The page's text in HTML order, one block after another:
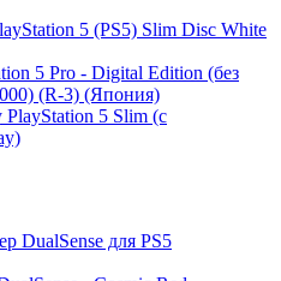
5 (PS5) Slim Disc White
5 Pro - Digital Edition (без
(R-3) (Япония)
PlayStation 5 Slim (с
DualSense для PS5